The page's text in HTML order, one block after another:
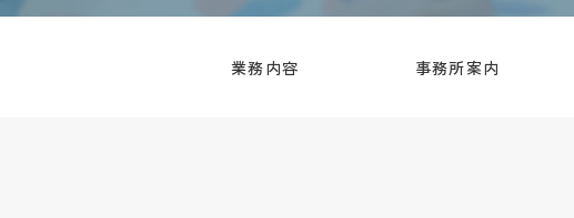
業務内容 事務所案内